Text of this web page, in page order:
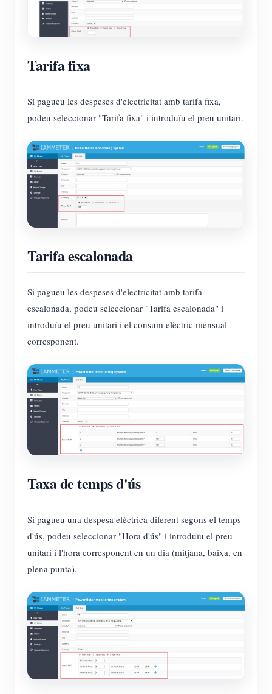
Tarifa fixa
Si pagueu les despeses d'electricitat amb tarifa fixa,
podeu seleccionar "Tarifa fixa" i introduïu el preu unitari.
Tarifa escalonada
Si pagueu les despeses d'electricitat amb tarifa
escalonada, podeu seleccionar "Tarifa escalonada" i
introduïu el preu unitari i el consum elèctric mensual
corresponent.
Taxa de temps d'ús
Si pagueu una despesa elèctrica diferent segons el temps
d'ús, podeu seleccionar "Hora d'ús" i introduïu el preu
unitari i l'hora corresponent en un dia (mitjana, baixa, en
plena punta).